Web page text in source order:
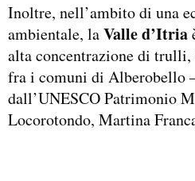
Inoltre, nell’ambito di una
ambientale, laValle d’Itria
alta concentrazione di trulli,
fra i comuni di Alberobello
dall’UNESCO Patrimonio
Locorotondo, Martina